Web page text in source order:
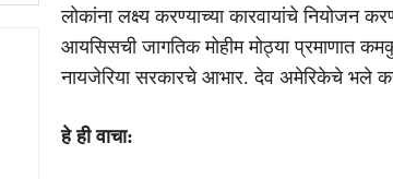
लोकांना लक्ष्य करण्याच्या कारवायांचे नियोजन
आयसिसची जागतिक मोहीम मोठ्या प्रमाणात
नायजेरिया सरकारचे आभार. देव अमेरिकेचे भले
हे ही वाचा: